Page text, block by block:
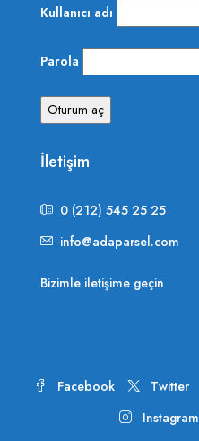
Kullanıcı adı
Parola
İletişim
0 (212) 545 25 25
info@adaparsel.com
Bizimle iletişime geçin
Facebook Twitter
Instagram